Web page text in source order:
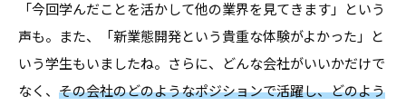
「今回学んだことを活かして他の業界を見てきます」という
声も。また、「新業態開発という貴重な体験がよかった」と
いう学生もいましたね。さらに、どんな会社がいいかだけで
なく、 その会社のどのようなポジションで活躍し、どのよう